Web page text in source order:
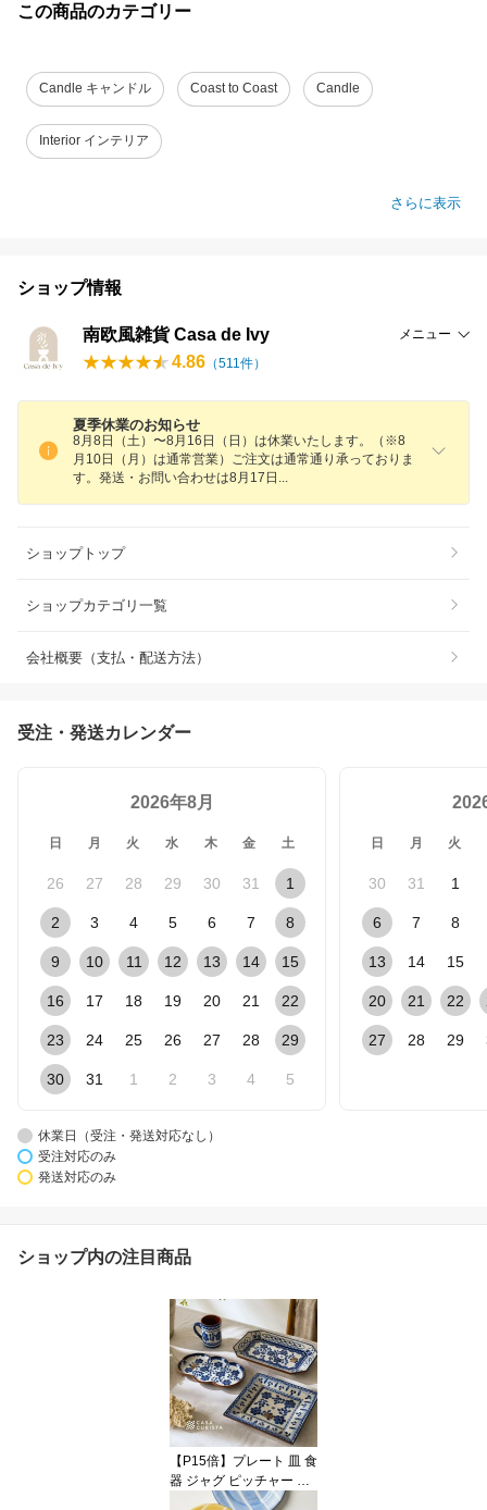
この商品のカテゴリー
Candle キャンドル Coast to Coast Candle
Interior インテリア
さらに表示
ショップ情報
南欧風雑貨 Casa de Ivy メニュー
4.86 （511 件）
夏季休業のお知らせ
8月8日（土）〜8月16日（日）は休業いたします。（※8
月10日（月）は通常営業）ご注文は通常通り承っておりま
す。発送・お問い合わせは8月17 日
ショップトップ
ショップカテゴリ一覧
会社概要（支払・配送方法）
受注・発送カレンダー
2026年8月
日 月 火 水 木 金 土
26 27 28 29 30 31 1
2 3 4 5 6 7 8
9 10 11 12 13 14 15
16 17 18 19 20 21 22
23 24 25 26 27 28 29
30 31 1 2 3 4 5
日 月 火
30 31 1
6 7 8
13 14 15
20 21 22
27 28 29
休業日（受注・発送対応なし）
受注対応のみ
発送対応のみ
ショップ内の注目商品
【P15倍】プレート 皿 食
器 ジャグ ピッチャー 花
瓶 フラワーベース 花柄